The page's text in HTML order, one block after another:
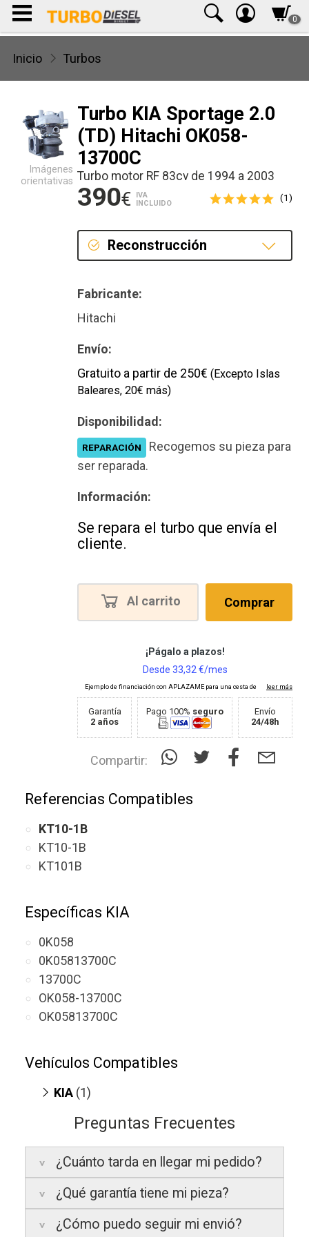
0
Inicio Turbos
Turbo KIA Sportage 2.0
(TD) Hitachi OK058-
13700C
Turbo motor RF 83cv de 1994 a 2003
390€
IVA
INCLUIDO
(1)
Reconstrucción
Fabricante:
Hitachi
Envío:
Gratuito a partir de 250€ (Excepto Islas
Baleares, 20€ más)
Disponibilidad:
REPARACIÓN
Recogemos su pieza para
ser reparada.
Información:
Se repara el turbo que envía el
cliente.
Al carrito Comprar
Garantía
2 años
Pago 100% seguro
Envío
24/48h
Compartir:
Imágenes
orientativas
Referencias Compatibles
KT10-1B
KT10-1B
KT101B
Específicas KIA
0K058
0K05813700C
13700C
OK058-13700C
OK05813700C
Vehículos Compatibles
KIA (1)
Preguntas Frecuentes
¿Cuánto tarda en llegar mi pedido?
Península:Entregamos en un plazo
estimado de24 a 48 horas laborables, si
realizas tu pedido antes de las 17:00 h
¿Qué garantía tiene mi pieza?
La garantía varía según el tipo de producto:
¿Cómo puedo seguir mi envió?